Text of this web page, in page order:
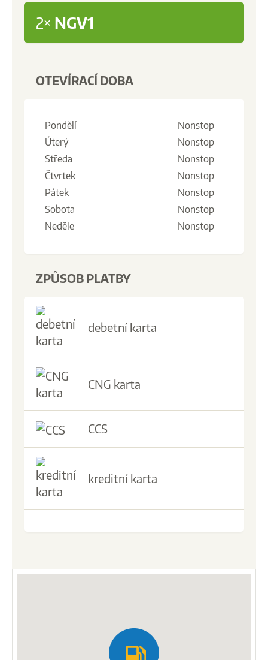
2× NGV1
OTEVÍRACÍ DOBA
Pondělí
Nonstop
Úterý
Nonstop
Středa
Nonstop
Čtvrtek
Nonstop
Pátek
Nonstop
Sobota
Nonstop
Neděle
Nonstop
ZPŮSOB PLATBY
debetní karta
CNG karta
CCS
kreditní karta